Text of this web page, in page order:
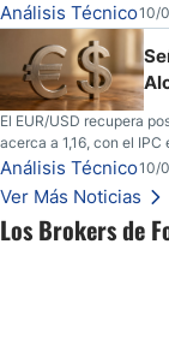
Los Brokers de
Análisis Técnico10/
El EUR/USD recupera
acerca a 1,16, con el
Análisis Técnico10/
Ver Más Noticias